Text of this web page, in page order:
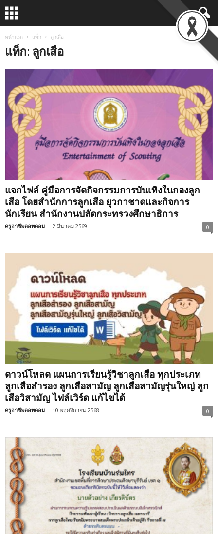
หน้าแรก แท็ก ลูกเสือ
แท็ก: ลูกเสือ
แจกไฟล์ คู่มือการจัดกิจกรรมการบันเทิงในกองลูก
เสือ โดยสำนักการลูกเสือ ยุวกาชาดและกิจการ
นักเรียน สำนักงานปลัดกระทรวงศึกษาธิการ
ครูอาชีพดอทคอม - 2 มีนาคม 2569 0
ดาวน์โหลด แผนการเรียนรู้วิชาลูกเสือ ทุกประเภท
ลูกเสือสำรอง ลูกเสือสามัญ ลูกเสือสามัญรุ่นใหญ่ ลูก
เสือวิสามัญ ไฟล์เวิร์ด แก้ไขได้
ครูอาชีพดอทคอม - 10 พฤศจิกายน 2568 0